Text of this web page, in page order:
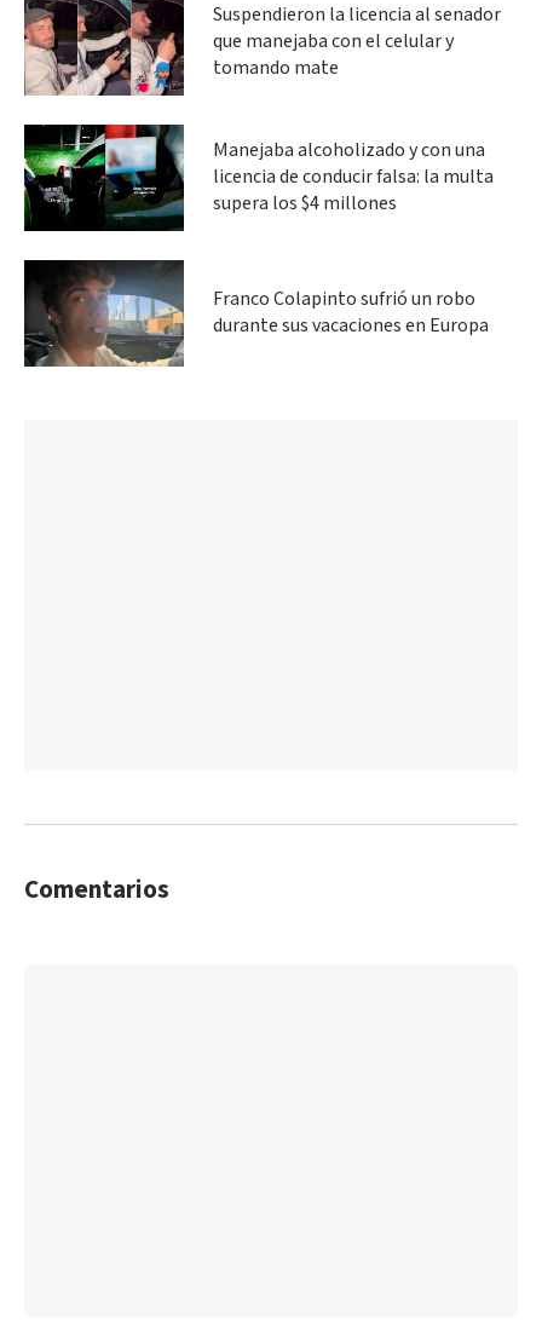
Suspendieron la licencia al senador
que manejaba con el celular y
tomando mate
Manejaba alcoholizado y con una
licencia de conducir falsa: la multa
supera los $4 millones
Franco Colapinto sufrió un robo
durante sus vacaciones en Europa
Comentarios